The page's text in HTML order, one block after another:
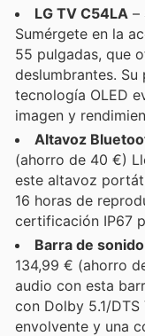
LG TV C54LA –
Sumérgete en la
55 pulgadas, que
deslumbrantes.
tecnología OLED
imagen y
Altavoz
(ahorro de 40 €)
este altavoz
16 horas de
certificación IP67
Barra de
134,99 € (ahorro
audio con esta
con Dolby 5.1/
envolvente y una